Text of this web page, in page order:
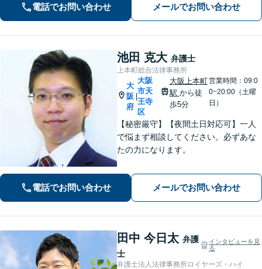
あなたの力になりますので、お気軽に
ご相談ください。
電話でお問い合わせ メールでお問い合わせ
池田 克大 弁護士
上本町総合法律事務所
大
阪
府
|
大阪
市天
王寺
区
大阪上本町
駅 から徒
歩5分
営業時間：09:0
0~20:00（土曜
日）
【秘密厳守】【夜間土日対応可】一人
で悩まず相談してください。必ずあな
たの力になります。
電話でお問い合わせ メールでお問い合わせ
田中 今日太 弁護
士
インタビューを見
る
弁護士法人法律事務所ロイヤーズ・ハイ